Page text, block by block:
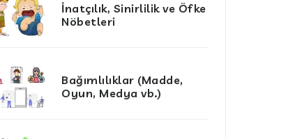
İnatçılık, Sinirlilik ve Öfke
Nöbetleri
Bağımlılıklar (Madde,
Oyun, Medya vb.)